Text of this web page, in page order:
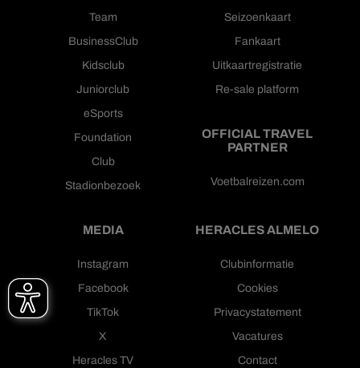
Team
BusinessClub
Kidsclub
Juniorclub
eSports
Foundation
Club
Stadionbezoek
Seizoenkaart
Fankaart
Uitkaartregistratie
Re-sale platform
OFFICIAL TRAVEL
PARTNER
Voetbalreizen.com
MEDIA
Instagram
Facebook
TikTok
X
Heracles TV
HERACLES ALMELO
Clubinformatie
Cookies
Privacystatement
Vacatures
Contact